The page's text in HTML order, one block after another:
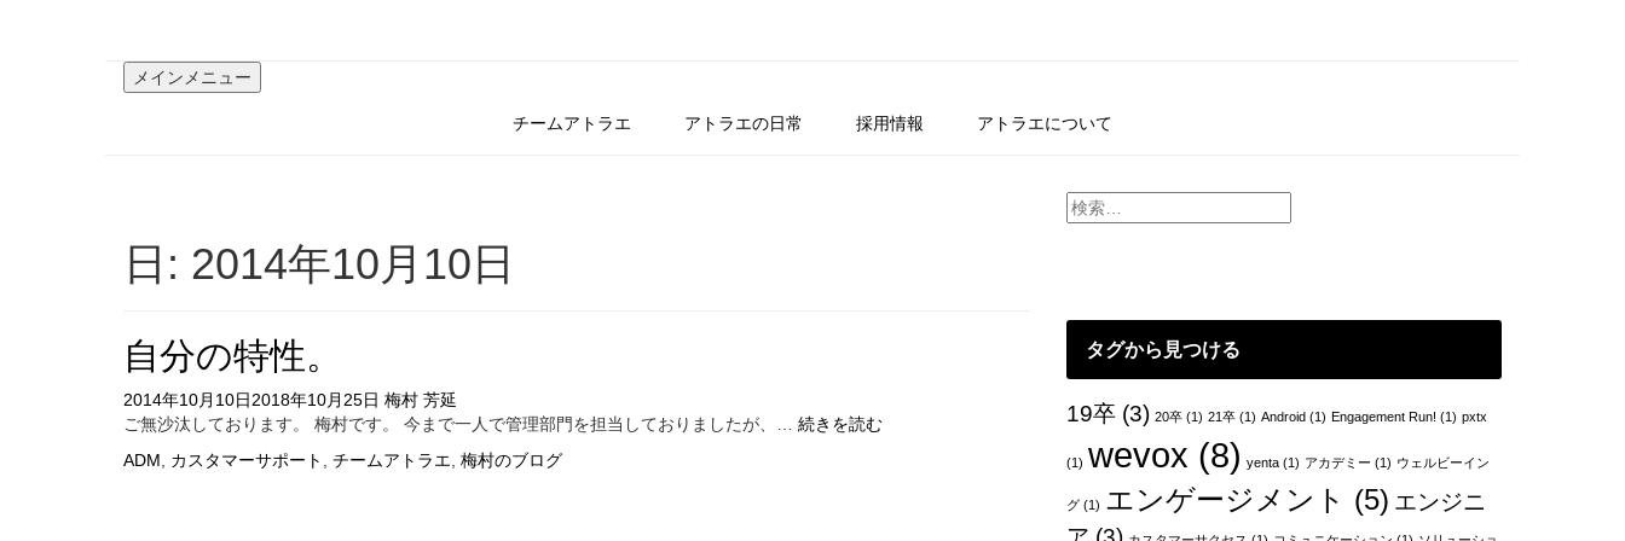
メインメニュー
チームアトラエ アトラエの日常 採用情報 アトラエについて
日: 2014年10月10日
自分の特性。
2014年10月10日2018年10月25日 梅村 芳延
ご無沙汰しております。 梅村です。 今まで一人で管理部門を担当しておりましたが、… 続きを読む自
ADM カスタマーサポート チームアトラエ 梅村のブログ
タグから見つける
19卒 (3) 20卒 (1) 21卒 (1) Android (1) Engagement Run! (1) pxtx
(1) wevox (8) yenta (1) アカデミー (1) ウェルビーイン
グ (1) エンゲージメント (5) エンジニ